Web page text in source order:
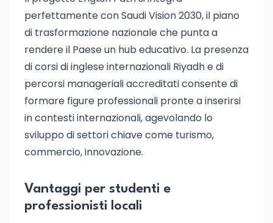
perfettamente con Saudi Vision 2030, il piano
di trasformazione nazionale che punta a
rendere il Paese un hub educativo. La presenza
di corsi di inglese internazionali Riyadh e di
percorsi manageriali accreditati consente di
formare figure professionali pronte a inserirsi
in contesti internazionali, agevolando lo
sviluppo di settori chiave come turismo,
commercio, innovazione.
Vantaggi per studenti e
professionisti locali